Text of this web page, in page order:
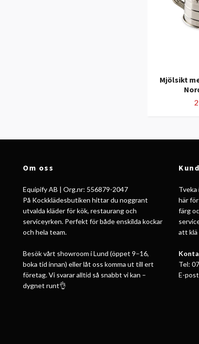
Mjölsikt
Om oss
Equipify AB | Org.nr: 556879-2047
På Kockklädesbutiken hittar du noggrant
utvalda kläder för kök, restaurang och
serviceyrken. Perfekt för både enskilda kockar
och hela team.
Besök vårt showroom i Lund (öppet 9–16,
boka tid innan) eller låt oss komma ut till ert
företag. Vi svarar alltid så snabbt vi kan –
dygnet runt👌
Tveka
här
färg
att klä
Tel:
E-